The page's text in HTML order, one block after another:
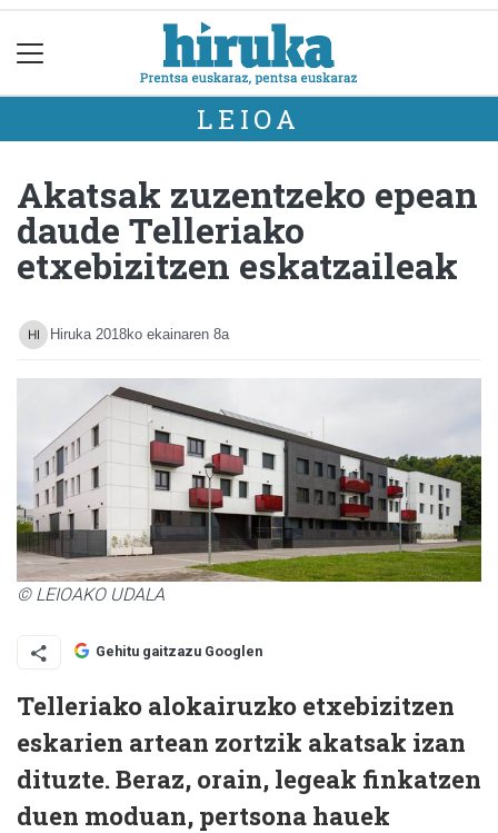
LEIOA
Akatsak zuzentzeko epean
daude Telleriako
etxebizitzen eskatzaileak
Hiruka 2018ko ekainaren 8a
© LEIOAKO UDALA
Gehitu gaitzazu Googlen
Telleriako alokairuzko etxebizitzen
eskarien artean zortzik akatsak izan
dituzte. Beraz, orain, legeak finkatzen
duen moduan, pertsona hauek